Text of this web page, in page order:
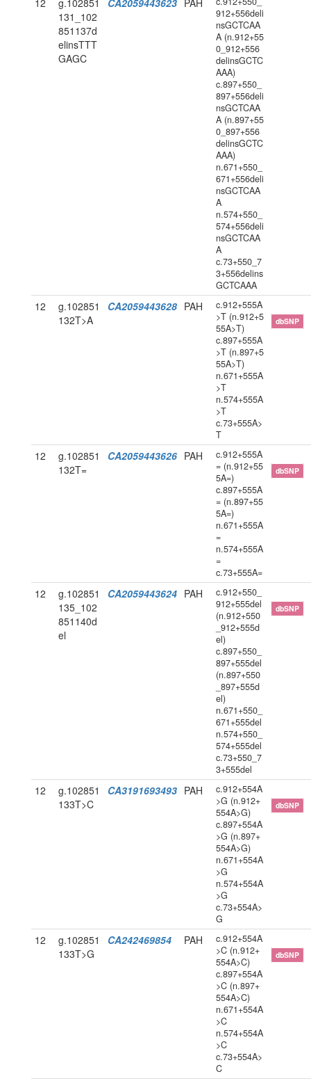
12
g.102851
131_102
851137d
elinsTTT
GAGC
CA2059443623 PAH
912+556deli
nsGCTCAA
A (n.912+55
0_912+556
delinsGCTC
AAA)
c.897+550_
897+556deli
nsGCTCAA
A (n.897+55
0_897+556
delinsGCTC
AAA)
n.671+550_
671+556deli
nsGCTCAA
A
n.574+550_
574+556deli
nsGCTCAA
A
c.73+550_7
3+556delins
GCTCAAA
12
g.102851
132T>A
CA2059443628 PAH
c.912+555A
>T (n.912+5
55A>T)
c.897+555A
>T (n.897+5
55A>T)
n.671+555A
>T
n.574+555A
>T
c.73+555A>
T
dbSNP
12
g.102851
132T=
CA2059443626 PAH
c.912+555A
= (n.912+55
5A=)
c.897+555A
= (n.897+55
5A=)
n.671+555A
=
n.574+555A
=
c.73+555A=
dbSNP
12
g.102851
135_102
851140d
el
CA2059443624 PAH
c.912+550_
912+555del
(n.912+550
_912+555d
el)
c.897+550_
897+555del
(n.897+550
_897+555d
el)
n.671+550_
671+555del
n.574+550_
574+555del
c.73+550_7
3+555del
dbSNP
12
g.102851
133T>C
CA3191693493 PAH
c.912+554A
>G (n.912+
554A>G)
c.897+554A
>G (n.897+
554A>G)
n.671+554A
>G
n.574+554A
>G
c.73+554A>
G
dbSNP
12
g.102851
133T>G
CA242469854 PAH
c.912+554A
>C (n.912+
554A>C)
c.897+554A
>C (n.897+
554A>C)
n.671+554A
>C
n.574+554A
>C
c.73+554A>
C
dbSNP